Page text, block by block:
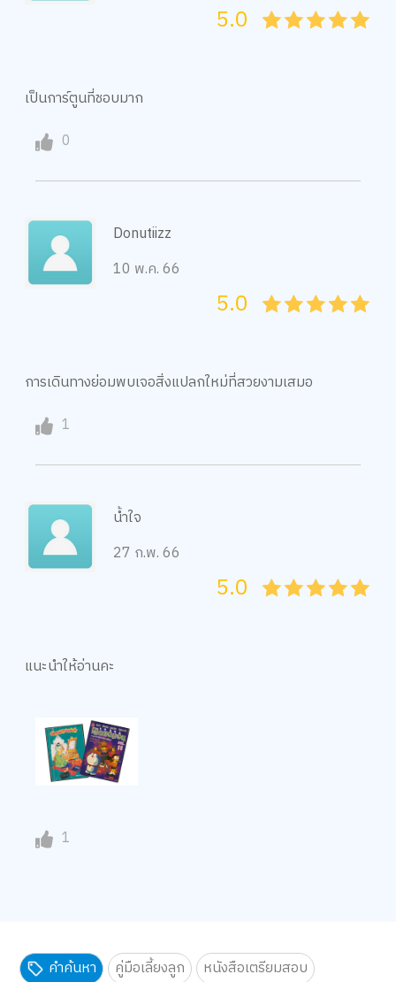
45
4
35
3
25
2
15
1
05
5.0
เป็นการ์ตูนที่ชอบมาก
0
Donutiizz
10 พ.ค. 66
45
4
35
3
25
2
15
1
05
5.0
การเดินทางย่อมพบเจอสิ่งแปลกใหม่ที่สวยงามเสมอ
1
น้ำใจ
27 ก.พ. 66
45
4
35
3
25
2
15
1
05
5.0
แนะนำให้อ่านคะ
1
คำค้นหา คู่มือเลี้ยงลูก
หนังสือเตรียมสอบ